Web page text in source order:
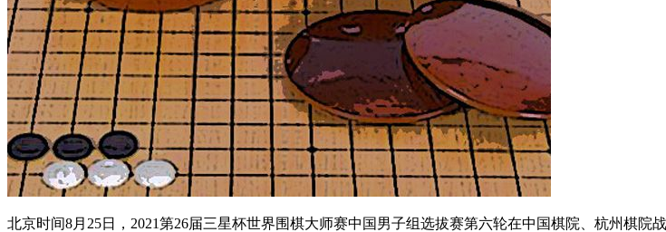
北京时间8月25日，2021第26届三星杯世界围棋大师赛中国男子组选拔赛第六轮在中国棋院、杭州棋